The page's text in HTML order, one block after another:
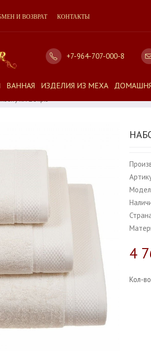
И ВОЗВРАТ КОНТАКТЫ
+7-964-707-000-8
ВАННАЯ ИЗДЕЛИЯ ИЗ МЕХА
RITZ Экрю
4
Кол-